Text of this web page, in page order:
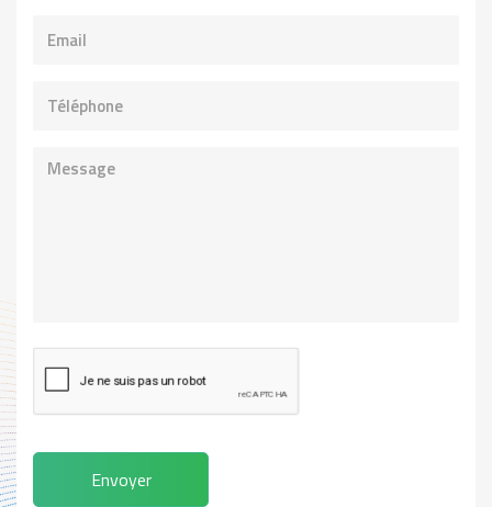
Envoyer